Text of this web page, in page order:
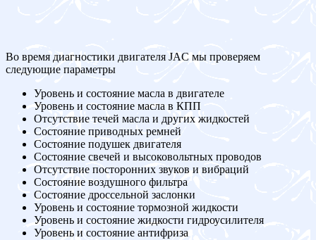
Во время диагностики двигателя JAC мы проверяем
следующие параметры
Уровень и состояние масла в двигателе
Уровень и состояние масла в КПП
Отсутствие течей масла и других жидкостей
Состояние приводных ремней
Состояние подушек двигателя
Состояние свечей и высоковольтных проводов
Отсутствие посторонних звуков и вибраций
Состояние воздушного фильтра
Состояние дроссельной заслонки
Уровень и состояние тормозной жидкости
Уровень и состояние жидкости гидроусилителя
Уровень и состояние антифриза